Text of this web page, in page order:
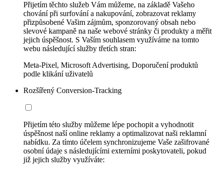
Přijetím těchto služeb Vám můžeme, na základě Vašeho
chování při surfování a nakupování, zobrazovat reklamy
přizpůsobené Vašim zájmům, sponzorovaný obsah nebo
slevové kampaně na naše webové stránky či produkty a měřit
jejich úspěšnost. S Vaším souhlasem využíváme na tomto
webu následující služby třetích stran:
Meta-Pixel, Microsoft Advertising, Doporučení produktů
podle klikání uživatelů
Rozšířený Conversion-Tracking
Přijetím této služby můžeme lépe pochopit a vyhodnotit
úspěšnost naší online reklamy a optimalizovat naši reklamní
nabídku. Za tímto účelem synchronizujeme Vaše zašifrované
osobní údaje s následujícími externími poskytovateli, pokud
již jejich služby využíváte: